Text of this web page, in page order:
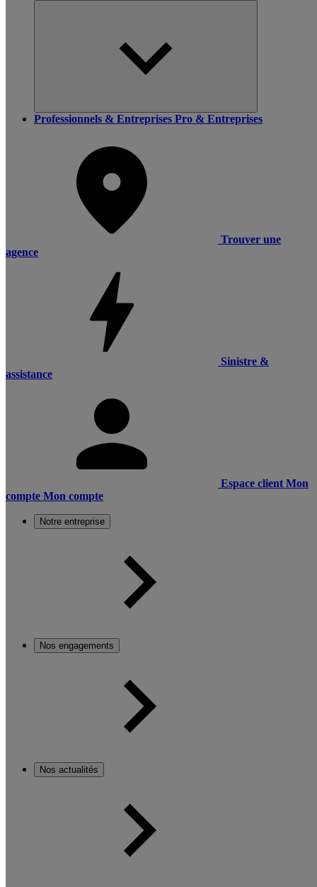
Professionnels & Entreprises Pro & Entreprises
Trouver une
agence
Sinistre &
assistance
Espace client Mon
compte Mon compte
Notre entreprise
Nos engagements
Nos actualités